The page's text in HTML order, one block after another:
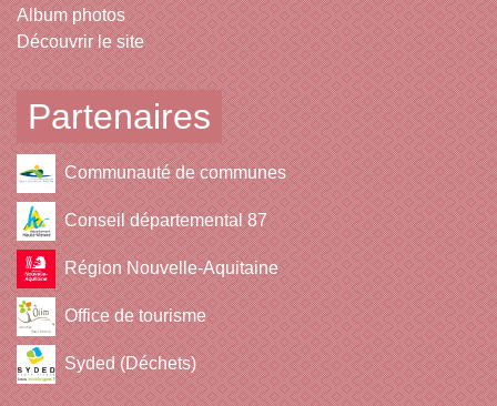
Album photos
Découvrir le site
Partenaires
Communauté de communes
Conseil départemental 87
Région Nouvelle-Aquitaine
Office de tourisme
Syded (Déchets)